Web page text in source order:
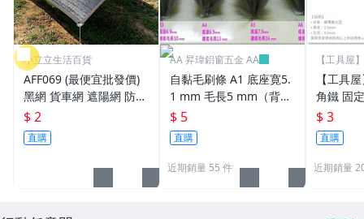
小立立生活百貨
AFF069 (最便宜批發價)
黑網 貨車網 遮陽網 防曬
網 隔熱網 遮光網 種菜網
針織黑網 蘭花網 溫室網
遮陽布
$ 2
直購
AA 昇瑋鋁窗五金 AA
自黏毛刷條 A1 底座寛5.
1 mm 毛長5 mm（背
膠）毛刷條 防撞條 門邊
條 氣密條 門縫條 防震條
隔音條 毛條
$ 5
直購
近期銷量 55 件
【工具屋
【工具
角鐵 固
加強 補
支撐 直
$ 3
直購
近期銷量